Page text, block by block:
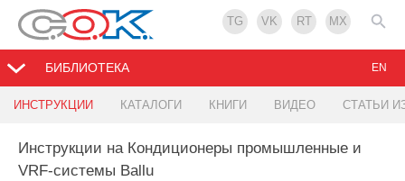
TG VK RT MX
БИБЛИОТЕКА
ИНСТРУКЦИИ КАТАЛОГИ КНИГИ ВИДЕО СТАТЬИ
EN
Инструкции на Кондиционеры промышленные и
VRF-системы Ballu